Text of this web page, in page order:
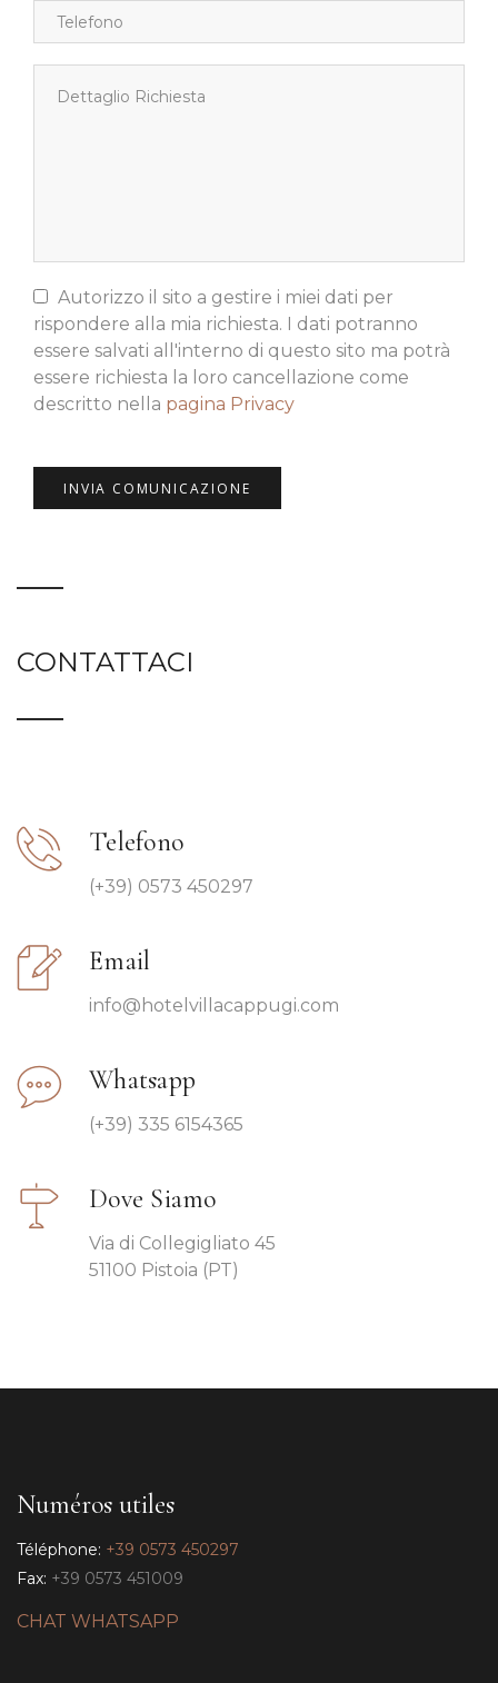
Autorizzo il sito a gestire i miei dati per
rispondere alla mia richiesta. I dati potranno
essere salvati all'interno di questo sito ma potrà
essere richiesta la loro cancellazione come
descritto nella pagina Privacy
CONTATTACI
Telefono
(+39) 0573 450297
Email
info@hotelvillacappugi.com
Whatsapp
(+39) 335 6154365
Dove Siamo
Via di Collegigliato 45
51100 Pistoia (PT)
Numéros utiles
Téléphone: +39 0573 450297
Fax: +39 0573 451009
CHAT WHATSAPP